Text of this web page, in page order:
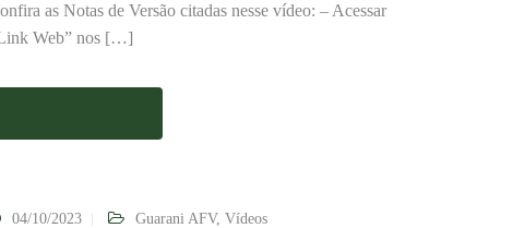
as Notas de Versão citadas nesse vídeo: – Acessar
Web” nos […]
04/10/2023 Guarani AFV, Vídeos